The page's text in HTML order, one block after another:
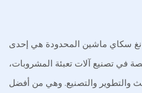
سكاي ماشين المحدودة هي إحدى
في تصنيع آلات تعبئة المشروبات،
والتطوير والتصنيع. وهي من أفضل